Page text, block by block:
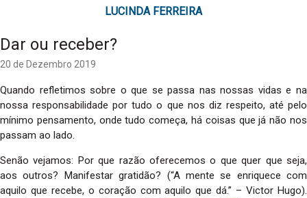
LUCINDA FERREIRA
Dar ou receber?
20 de Dezembro 2019
Quando refletimos sobre o que se passa nas nossas vidas e na
nossa responsabilidade por tudo o que nos diz respeito, até pelo
mínimo pensamento, onde tudo começa, há coisas que já não nos
passam ao lado.
Senão vejamos: Por que razão oferecemos o que quer que seja,
aos outros? Manifestar gratidão? (“A mente se enriquece com
aquilo que recebe, o coração com aquilo que dá.” – Victor Hugo).